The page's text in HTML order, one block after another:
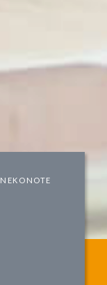
NEKONOTE